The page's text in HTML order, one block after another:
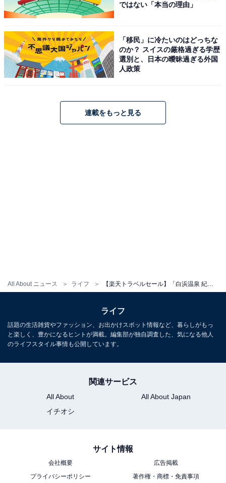
All About ニュース ライフ
こちらもおすすめ
【楽天トラベル新春フェア】「由布院温泉 草庵
秋桜」が特別価格で登場中
ではない「本当の理由」
「移民」に冷たいのはどっちな
のか？ スイスの厳格過ぎる学歴
選別と、日本の曖昧過ぎる外国
人政策
連載をもっと見る
ライフ
話題の生活雑貨やファッション、お出かけスポット情報など、暮らしがもっ
と楽しく、豊かになるヒントが満載。編集部が独自調査した、気になる他人
のライフスタイル事情も公開しています。
関連サービス
All About
All About Japan
イチオシ
サイト情報
会社概要
広告掲載
プライバシーポリシー
著作権・商標・免責事項